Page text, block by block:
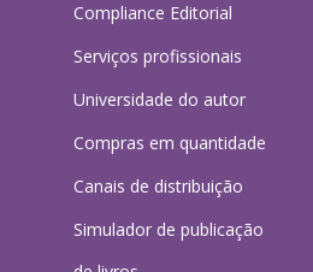
Compliance Editorial
Serviços profissionais
Universidade do autor
Compras em quantidade
Canais de distribuição
Simulador de publicação